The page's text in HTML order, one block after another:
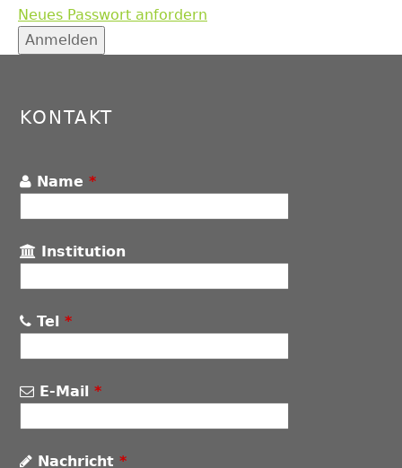
Neues Passwort anfordern
Back
to
KONTAKT
Name*
Institution
Tel*
E-Mail*
Nachricht*